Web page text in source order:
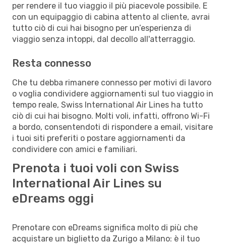
per rendere il tuo viaggio il più piacevole possibile. E
con un equipaggio di cabina attento al cliente, avrai
tutto ciò di cui hai bisogno per un’esperienza di
viaggio senza intoppi, dal decollo all'atterraggio.
Resta connesso
Che tu debba rimanere connesso per motivi di lavoro
o voglia condividere aggiornamenti sul tuo viaggio in
tempo reale, Swiss International Air Lines ha tutto
ciò di cui hai bisogno. Molti voli, infatti, offrono Wi-Fi
a bordo, consentendoti di rispondere a email, visitare
i tuoi siti preferiti o postare aggiornamenti da
condividere con amici e familiari.
Prenota i tuoi voli con Swiss
International Air Lines su
eDreams oggi
Prenotare con eDreams significa molto di più che
acquistare un biglietto da Zurigo a Milano: è il tuo